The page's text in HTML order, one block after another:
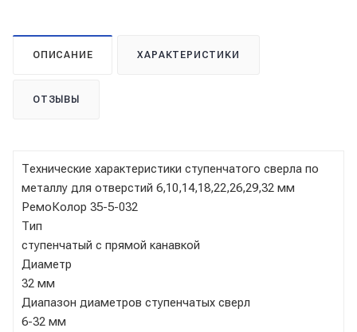
ОПИСАНИЕ ХАРАКТЕРИСТИКИ
ОТЗЫВЫ
Технические характеристики ступенчатого сверла по
металлу для отверстий 6,10,14,18,22,26,29,32 мм
РемоКолор 35-5-032
Тип
ступенчатый с прямой канавкой
Диаметр
32 мм
Диапазон диаметров ступенчатых сверл
6-32 мм